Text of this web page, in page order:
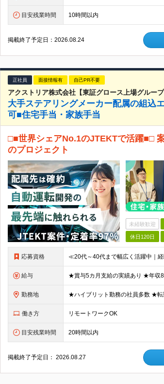
目安残業時間 10時間以内
掲載終了予定日：2026.08.24
正社員 面接情報有 自己PR不要
アクストリア株式会社【東証グロース上場グループ
大手ステアリングメーカー配属の組込
可■住宅手当・家族手当
□■世界シェアNo.1のJTEKTで活躍■□
のプロジェクト
未経験歓迎
休日120日
応募資格
給与
勤務地
働き方 リモートワークOK
目安残業時間 20時間以内
掲載終了予定日：2026.08.27